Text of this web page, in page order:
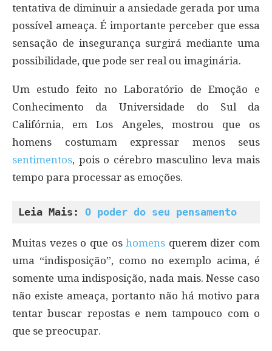
tentativa de diminuir a ansiedade gerada por uma
possível ameaça. É importante perceber que essa
sensação de insegurança surgirá mediante uma
possibilidade, que pode ser real ou imaginária.
Um estudo feito no Laboratório de Emoção e
Conhecimento da Universidade do Sul da
Califórnia, em Los Angeles, mostrou que os
homens costumam expressar menos seus
sentimentos, pois o cérebro masculino leva mais
tempo para processar as emoções.
Leia Mais: O poder do seu pensamento
Muitas vezes o que oshomens querem dizer com
uma “indisposição”, como no exemplo acima, é
somente uma indisposição, nada mais. Nesse caso
não existe ameaça, portanto não há motivo para
tentar buscar repostas e nem tampouco com o
que se preocupar.